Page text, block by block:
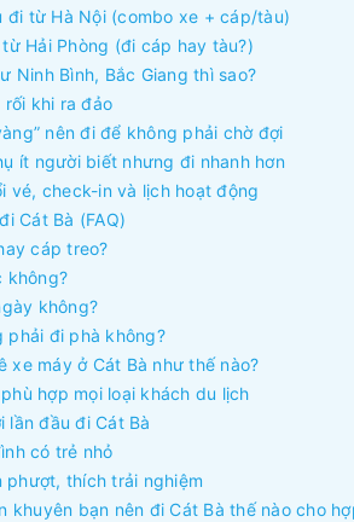
đi từ Hà Nội (combo xe + cáp/tàu)
Hải Phòng (đi cáp hay tàu?)
Ninh Bình, Bắc Giang thì sao?
rối khi ra đảo
nên đi để không phải chờ đợi
ít người biết nhưng đi nhanh hơn
vé, check-in và lịch hoạt động
Cát Bà (FAQ)
cáp treo?
không?
không?
phải đi phà không?
xe máy ở Cát Bà như thế nào?
hợp mọi loại khách du lịch
lần đầu đi Cát Bà
có trẻ nhỏ
phượt, thích trải nghiệm
khuyên bạn nên đi Cát Bà thế nào cho